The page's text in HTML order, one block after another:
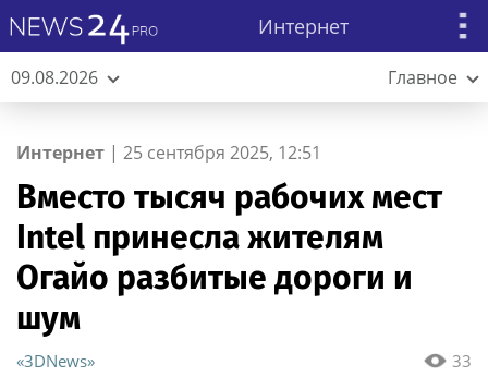
Интернет
09.08.2026 Главное
Интернет | 25 сентября 2025, 12:51
Вместо тысяч рабочих мест
Intel принесла жителям
Огайо разбитые дороги и
шум
33
«3DNews»